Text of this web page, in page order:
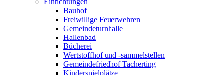
Einrichtungen
Bauhof
Freiwillige Feuerwehren
Gemeindeturnhalle
Hallenbad
Bücherei
Wertstoffhof und -sammelstellen
Gemeindefriedhof Tacherting
Kinderspielplätze